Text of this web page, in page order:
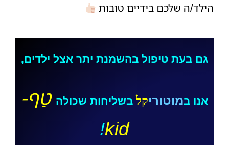
הילד/ה שלכם בידיים טובות
גם בעת טיפול בהשמנת יתר אצל ילדים,
אנו במוטוריקל בשליחות שכולה טַף-
kid
!